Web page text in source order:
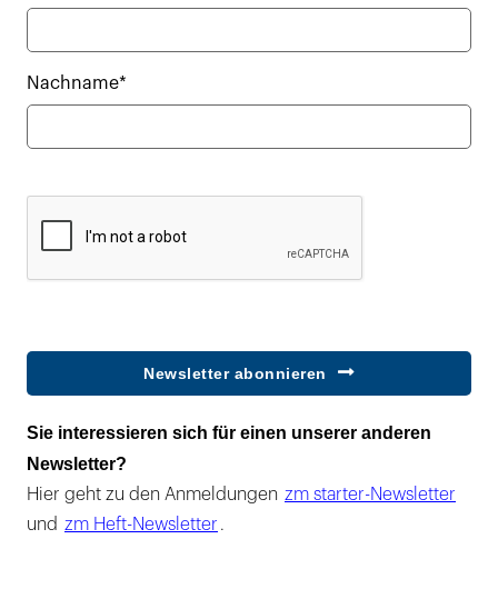
Nachname*
Newsletter abonnieren
Sie interessieren sich für einen unserer anderen
Newsletter?
Hier geht zu den Anmeldungen zm starter-Newsletter
und zm Heft-Newsletter .